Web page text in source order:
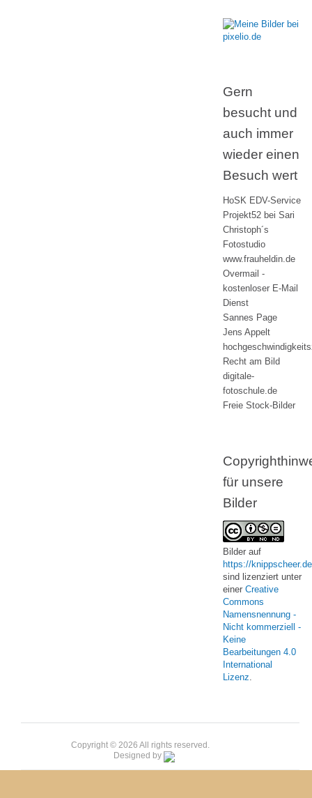
Gern
besucht und
auch immer
wieder einen
Besuch wert
HoSK EDV-Service
Projekt52 bei Sari
Christoph´s
Fotostudio
www.frauheldin.de
Overmail -
kostenloser E-Mail
Dienst
Sannes Page
Jens Appelt
Recht am Bild
digitale-
fotoschule.de
Freie Stock-Bilder
für unsere
Bilder
Bilder auf
https://knippscheer.de
sind lizenziert unter
einer Creative
Commons
Namensnennung -
Nicht kommerziell -
Keine
Bearbeitungen 4.0
International
Lizenz.
Copyright © 2026 All rights reserved.
Designed by